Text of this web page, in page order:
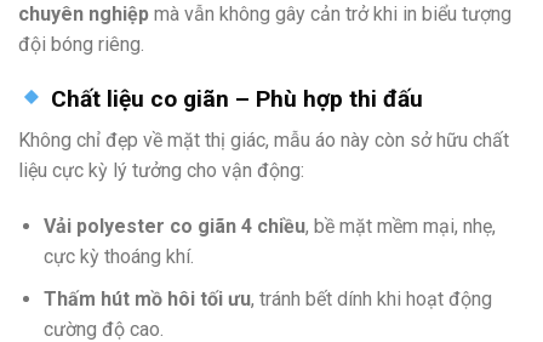
chuyên nghiệp mà vẫn không gây cản trở khi in biểu tượng
đội bóng riêng.
Chất liệu co giãn – Phù hợp thi đấu
Không chỉ đẹp về mặt thị giác, mẫu áo này còn sở hữu chất
liệu cực kỳ lý tưởng cho vận động:
Vải polyester co giãn 4 chiều, bề mặt mềm mại, nhẹ,
cực kỳ thoáng khí.
Thấm hút mồ hôi tối ưu, tránh bết dính khi hoạt động
cường độ cao.